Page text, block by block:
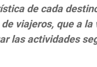
de cada
viajeros, que a
las actividades